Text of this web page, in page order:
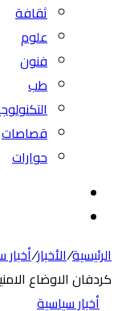
ثقافة
علوم
فنون
طب
قصاصات
حوارات
الرئيسية/الأخبار/
كردفان الاوضاع
أخبار سياسية